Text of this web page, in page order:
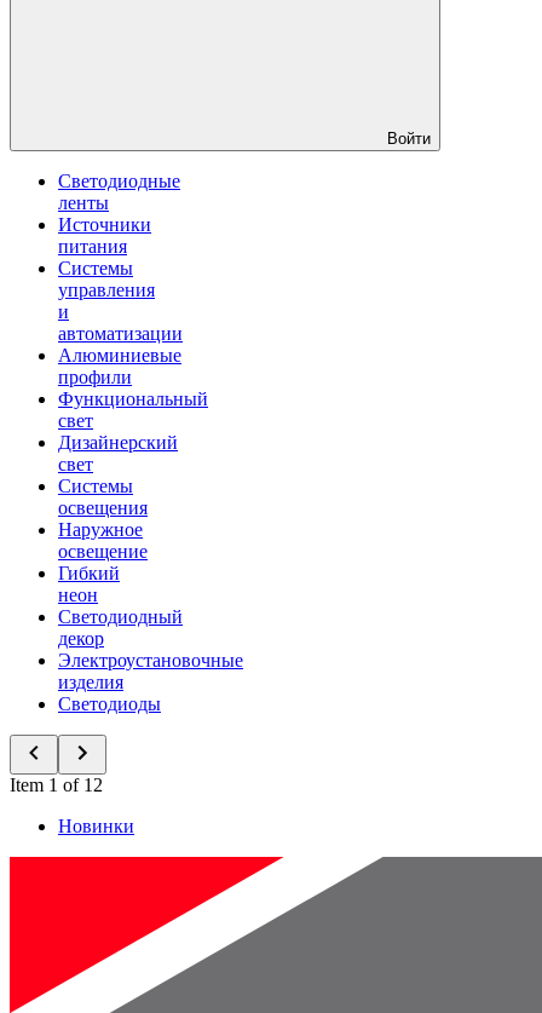
Войти
Светодиодные
ленты
Источники
питания
Системы
управления
и
автоматизации
Алюминиевые
профили
Функциональный
свет
Дизайнерский
свет
Системы
освещения
Наружное
освещение
Гибкий
неон
Светодиодный
декор
Электроустановочные
изделия
Светодиоды
Item 1 of 12
Новинки